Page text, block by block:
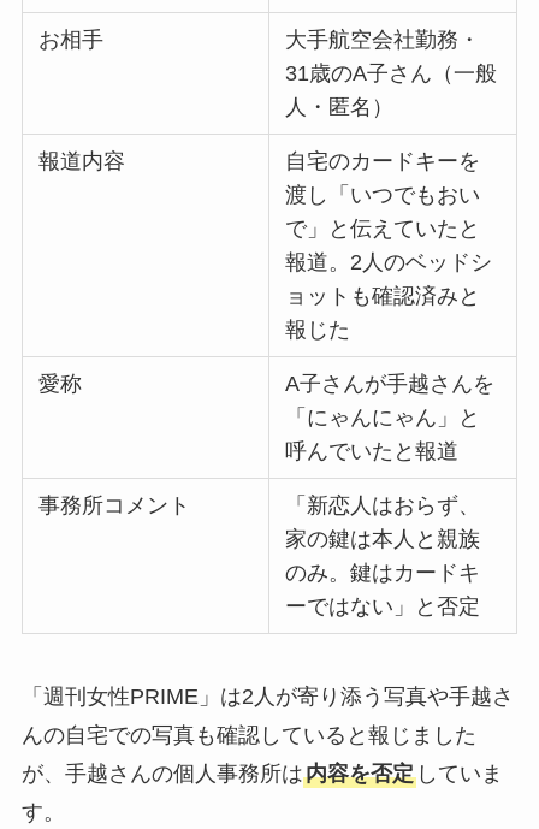
お相手
大手航空会社勤務・
31歳のA子さん（一般
人・匿名）
報道内容
自宅のカードキーを
渡し「いつでもおい
で」と伝えていたと
報道。2人のベッドシ
ョットも確認済みと
報じた
愛称
A子さんが手越さんを
「にゃんにゃん」と
呼んでいたと報道
事務所コメント
「新恋人はおらず、
家の鍵は本人と親族
のみ。鍵はカードキ
ーではない」と否定
「週刊女性PRIME」は2人が寄り添う写真や手越さ
んの自宅での写真も確認していると報じました
が、手越さんの個人事務所は内容を否定していま
す。